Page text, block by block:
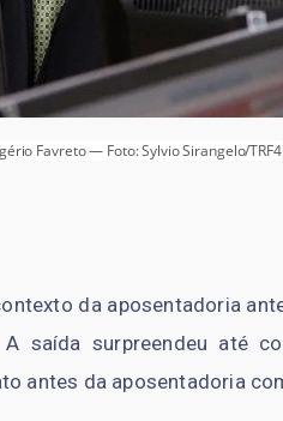
Favreto — Foto: Sylvio Sirangelo/TRF4
da aposentadoria
A saída surpreendeu até
antes da aposentadoria